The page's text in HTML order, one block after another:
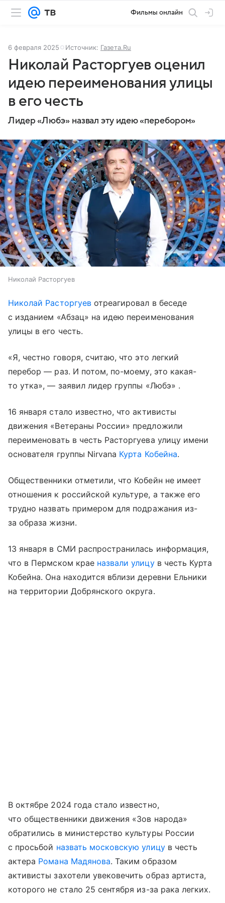
Фильмы онлайн
6 февраля 2025 Источник: Газета.Ru
Николай Расторгуев оценил
идею переименования улицы
в его честь
Лидер «Любэ» назвал эту идею «перебором»
Николай Расторгуев
Николай Расторгуевотреагировал в беседе
с изданием «Абзац» на идею переименования
улицы в его честь.
«Я, честно говоря, считаю, что это легкий
перебор — раз. И потом, по-моему, это какая-
то утка», — заявил лидер группы «Любэ» .
16 января стало известно, что активисты
движения «Ветераны России» предложили
переименовать в честь Расторгуева улицу имени
основателя группы Nirvana Курта Кобейна.
Общественники отметили, что Кобейн не имеет
отношения к российской культуре, а также его
трудно назвать примером для подражания из-
за образа жизни.
13 января в СМИ распространилась информация,
что в Пермском крае назвали улицув честь Курта
Кобейна. Она находится вблизи деревни Ельники
на территории Добрянского округа.
В октябре 2024 года стало известно,
что общественники движения «Зов народа»
обратились в министерство культуры России
с просьбой назвать московскую улицув честь
актера Романа Мадянова. Таким образом
активисты захотели увековечить образ артиста,
которого не стало 25 сентября из-за рака легких.